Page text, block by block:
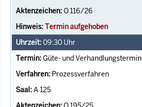
O 116/26
Termin aufgehoben
09:30 Uhr
Güte- und Verhandlungstermin
Prozessverfahren
A 125